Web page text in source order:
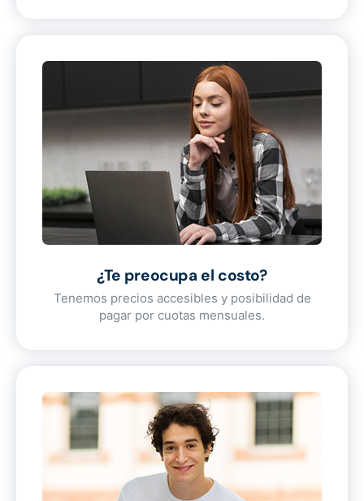
¿Te preocupa el costo?
Tenemos precios accesibles y posibilidad de
pagar por cuotas mensuales.